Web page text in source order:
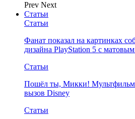
Prev Next
Статьи
Статьи
Фанат показал на картинках
дизайна PlayStation 5 с
Статьи
Пошёл ты, Микки!
вызов Disney
Статьи